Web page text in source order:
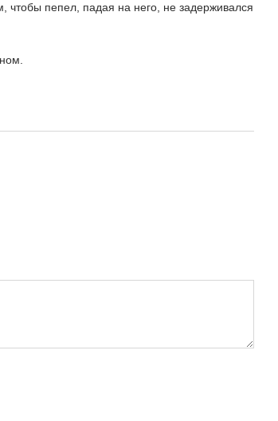
чтобы пепел, падая на него, не задерживался